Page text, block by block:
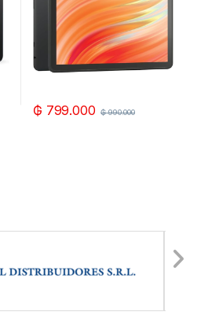
₲ 799.000 ₲990.000